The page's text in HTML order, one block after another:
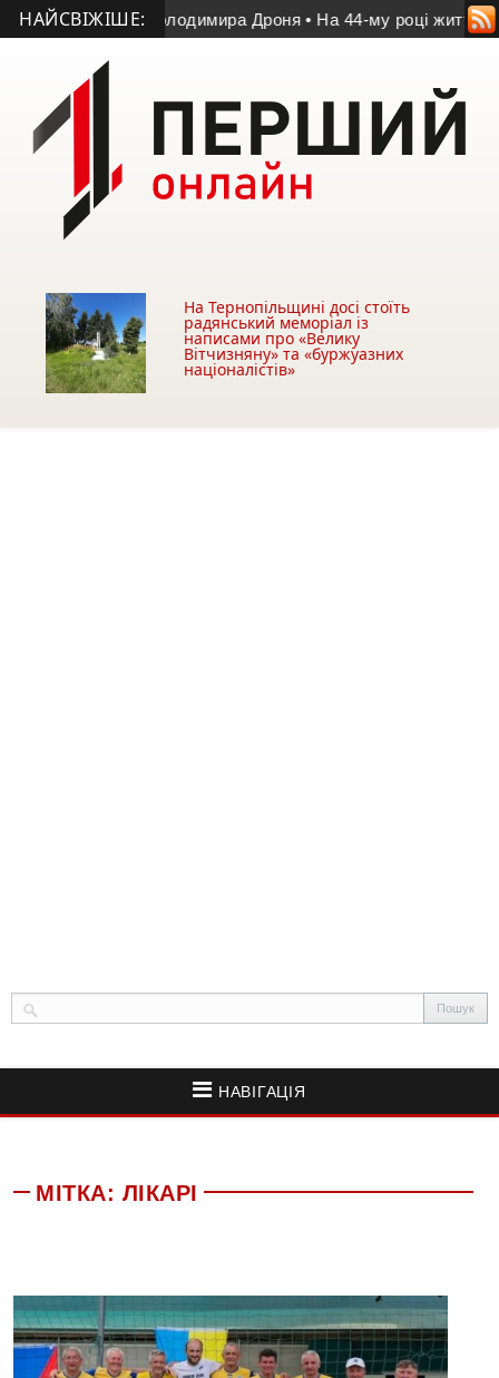
НАЙСВІЖІШЕ:
пам’яті Володимира Дроня • На 44-му році життя помер
На Тернопільщині досі стоїть
радянський меморіал із
написами про «Велику
Вітчизняну» та «буржуазних
націоналістів»
НАВІГАЦІЯ
МІТКА: ЛІКАРІ